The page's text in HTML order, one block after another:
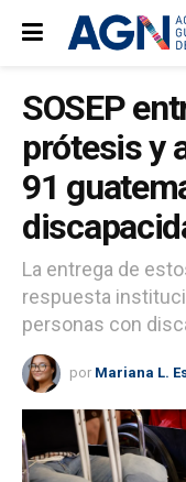
SOSEP
prótesis y
91
La entrega de
respuesta
personas con
por Mariana L.